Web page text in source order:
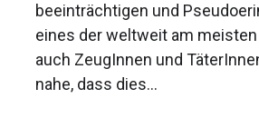
beeinträchtigen und
eines der weltweit am
auch ZeugInnen und
nahe, dass dies...